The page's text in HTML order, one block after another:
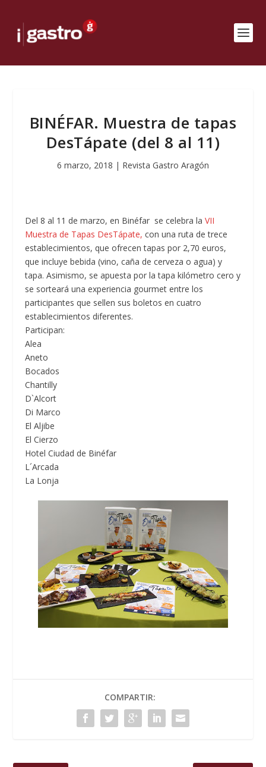
BINÉFAR. Muestra de tapas
DesTápate (del 8 al 11)
6 marzo, 2018 | Revista Gastro Aragón
Del 8 al 11 de marzo, en Binéfar se celebra laVII
Muestra de Tapas DesTápate,con una ruta de trece
establecimientos, que ofrecen tapas por 2,70 euros,
que incluye bebida (vino, caña de cerveza o agua) y
tapa. Asimismo, se apuesta por la tapa kilómetro cero y
se sorteará una experiencia gourmet entre los
participantes que sellen sus boletos en cuatro
establecimientos diferentes.
Participan:
Alea
Aneto
Bocados
Chantilly
D`Alcort
Di Marco
El Aljibe
El Cierzo
Hotel Ciudad de Binéfar
L´Arcada
La Lonja
COMPARTIR: